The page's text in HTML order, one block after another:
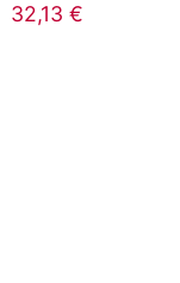
32,13 €